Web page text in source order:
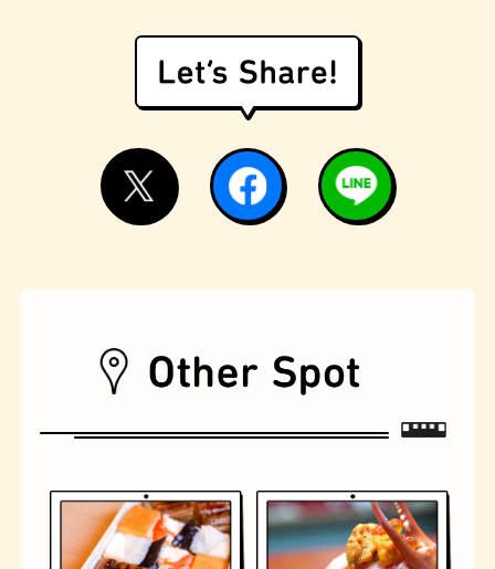
モーニング フィギュアショップ